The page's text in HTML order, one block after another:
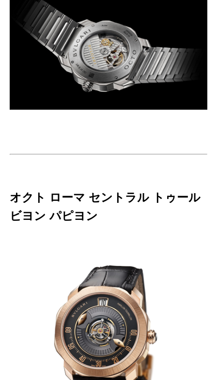
オクト ローマ セントラル トゥール
ビヨン パピヨン